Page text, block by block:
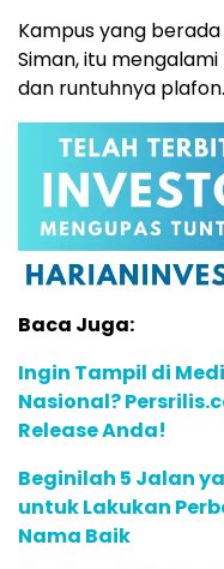
Kampus yang
Siman, itu
dan runtuhnya plafon.
Baca Juga:
Ingin Tampil di
Nasional?
Release Anda!
Beginilah 5 Jalan
untuk Lakukan
Nama Baik